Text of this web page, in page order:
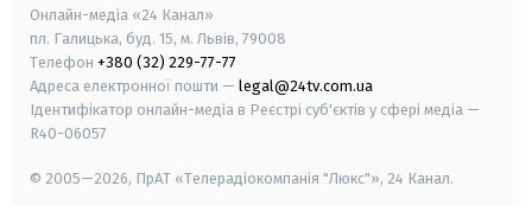
Онлайн-медіа «24 Канал»
пл. Галицька, буд. 15, м. Львів, 79008
Телефон +380 (32) 229-77-77
Адреса електронної пошти — legal@24tv.com.ua
Ідентифікатор онлайн-медіа в Реєстрі суб'єктів у сфері медіа —
R40-06057
© 2005—2026, ПрАТ «Телерадіокомпанія "Люкс"», 24 Канал.